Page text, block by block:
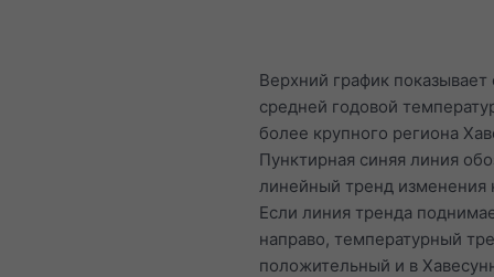
Верхний график показывает
средней годовой
более крупного региона
Пунктирная синяя линия
линейный тренд изменения
Если линия тренда
направо, температурный
положительный и в